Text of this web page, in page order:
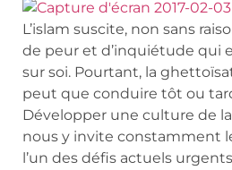
L’islam suscite, non sans
de peur et d’inquiétude qui
sur soi. Pourtant, la
peut que conduire tôt ou
Développer une culture de
nous y invite constamment
l’un des défis actuels